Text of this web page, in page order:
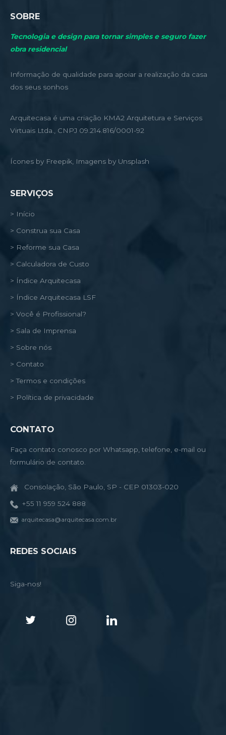
SOBRE
Tecnologia e design para tornar simples e seguro fazer
obra residencial
Informação de qualidade para apoiar a realização da casa
dos seus sonhos
Arquitecasa é uma criação KMA2 Arquitetura e Serviços
Virtuais Ltda., CNPJ 09.214.816/0001-92
Ícones by Freepik, Imagens by Unsplash
SERVIÇOS
> Início
> Construa sua Casa
> Reforme sua Casa
> Calculadora de Custo
> Índice Arquitecasa
> Índice Arquitecasa LSF
> Você é Profissional?
> Sala de Imprensa
> Sobre nós
> Contato
> Termos e condições
> Política de privacidade
CONTATO
Faça contato conosco por Whatsapp, telefone, e-mail ou
formulário de contato.
Consolação, São Paulo, SP - CEP 01303-020
+55 11 959 524 888
arquitecasa@arquitecasa.com.br
REDES SOCIAIS
Siga-nos!